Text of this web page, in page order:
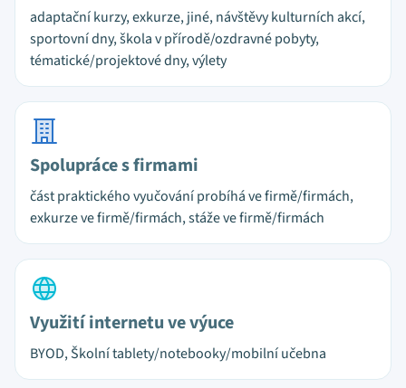
adaptační kurzy, exkurze, jiné, návštěvy kulturních akcí,
sportovní dny, škola v přírodě/ozdravné pobyty,
tématické/projektové dny, výlety
Spolupráce s firmami
část praktického vyučování probíhá ve firmě/firmách,
exkurze ve firmě/firmách, stáže ve firmě/firmách
Využití internetu ve výuce
BYOD, Školní tablety/notebooky/mobilní učebna